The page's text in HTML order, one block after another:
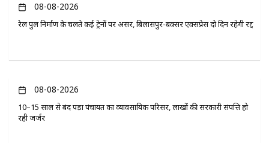
08-08-2026
रेल पुल निर्माण के चलते कई ट्रेनों पर असर, बिलासपुर-बक्सर एक्सप्रेस दो दिन रहेगी रद्द
08-08-2026
10–15 साल से बंद पड़ा पंचायत का व्यावसायिक परिसर, लाखों की सरकारी संपत्ति हो
रही जर्जर